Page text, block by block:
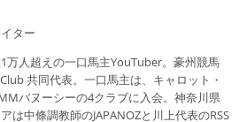
ター
万人超えの一口馬主YouTuber。豪州競馬
共同代表。一口馬主は、キャロット・
バヌーシーの4クラブに入会。神奈川県
は中條調教師のJAPANOZと川上代表のRSS